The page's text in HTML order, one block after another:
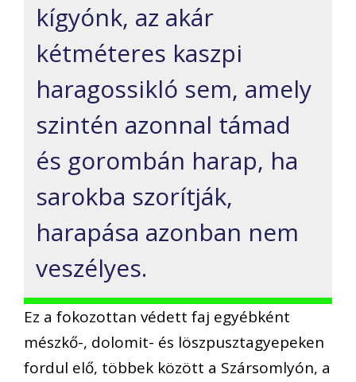
kígyónk, az akár
kétméteres kaszpi
haragossikló sem, amely
szintén azonnal támad
és gorombán harap, ha
sarokba szorítják,
harapása azonban nem
veszélyes.
Ez a fokozottan védett faj egyébként
mészkő-, dolomit- és löszpusztagyepeken
fordul elő, többek között a Szársomlyón, a